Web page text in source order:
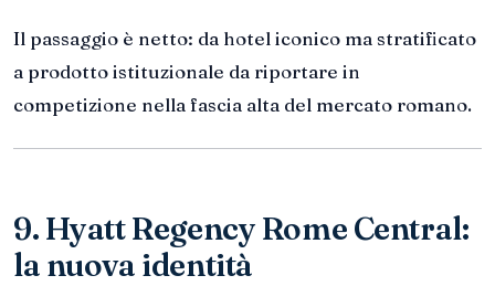
Il passaggio è netto: da hotel iconico ma stratificato
a prodotto istituzionale da riportare in
competizione nella fascia alta del mercato romano.
9. Hyatt Regency Rome Central:
la nuova identità